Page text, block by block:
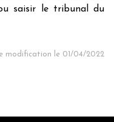
saisir le tribunal du
modification le 01/04/2022